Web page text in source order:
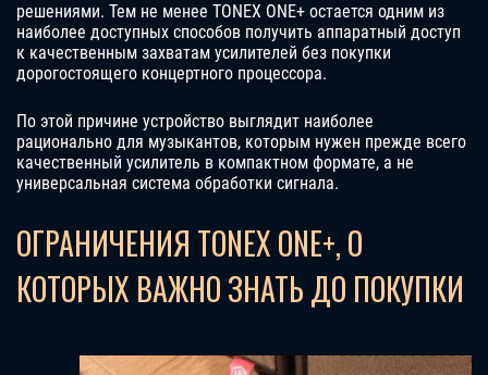
решениями. Тем не менее TONEX ONE+ остается одним из
наиболее доступных способов получить аппаратный доступ
к качественным захватам усилителей без покупки
дорогостоящего концертного процессора.
По этой причине устройство выглядит наиболее
рационально для музыкантов, которым нужен прежде всего
качественный усилитель в компактном формате, а не
универсальная система обработки сигнала.
ОГРАНИЧЕНИЯ TONEX ONE+, О
КОТОРЫХ ВАЖНО ЗНАТЬ ДО ПОКУПКИ